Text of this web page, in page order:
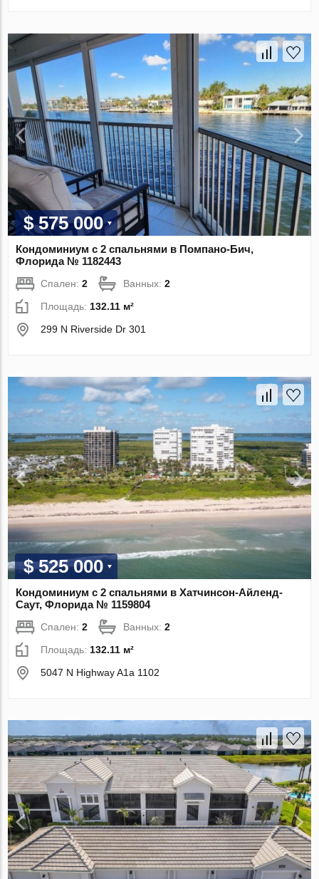
$ 575 000
Кондоминиум с 2 спальнями в Помпано-Бич,
Флорида № 1182443
Спален:2 Ванных:2
Площадь: 132.11 м²
299 N Riverside Dr 301
$ 525 000
Кондоминиум с 2 спальнями в Хатчинсон-Айленд-
Саут, Флорида № 1159804
Спален:2 Ванных:2
Площадь: 132.11 м²
5047 N Highway A1a 1102